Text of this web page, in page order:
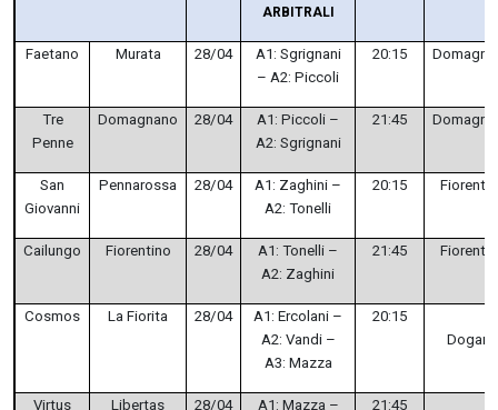
ARBITRALI
Faetano Murata 28/04
A1: Sgrignani
– A2: Piccoli
20:15
Tre
Penne
Domagnano 28/04
A1: Piccoli –
A2: Sgrignani
21:45
San
Giovanni
Pennarossa 28/04
A1: Zaghini –
A2: Tonelli
20:15
Cailungo Fiorentino 28/04
A1: Tonelli –
A2: Zaghini
21:45
Cosmos La Fiorita 28/04
A1: Ercolani –
A2: Vandi –
A3: Mazza
20:15
Dogana
Virtus Libertas 28/04 A1: Mazza – 21:45